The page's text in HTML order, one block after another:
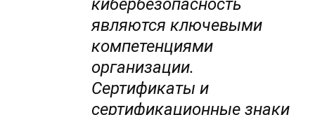
кибербезопасность
являются ключевыми
компетенциями
организации.
Сертификаты и
сертификационные знаки